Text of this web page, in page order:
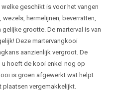
geschikt is voor het vangen
hermelijnen, beverratten,
grootte. De marterval is van
Deze martervangkooi
aanzienlijk vergroot. De
u hoeft de kooi enkel nog op
is groen afgewerkt wat helpt
plaatsen vergemakkelijkt.